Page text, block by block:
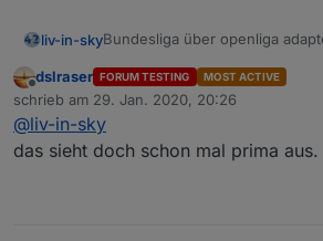
liv-in-skyBundesliga über openliga
die daten kommen von hier:
https://forum.iobroker.net/
openligadb-v0-0-x
wie versprochen - hier mal
iqontroloder auchvisüber
Offline
dslraser FORUM TESTING MOST ACTIVE
schrieb am 29. Jan. 2020, 20:26
zuletzt editiert von
@liv-in-sky
das sieht doch schon mal prima aus.